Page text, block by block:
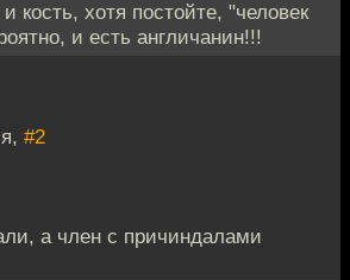
кость, хотя постойте, "человек
и есть англичанин!!!
#2
а член с причиндалами